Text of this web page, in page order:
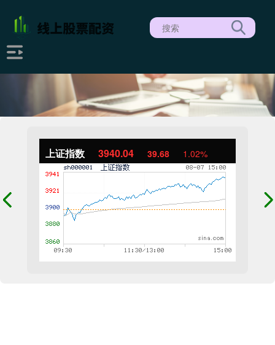
上证指数 3940.04 39.68 1.02%